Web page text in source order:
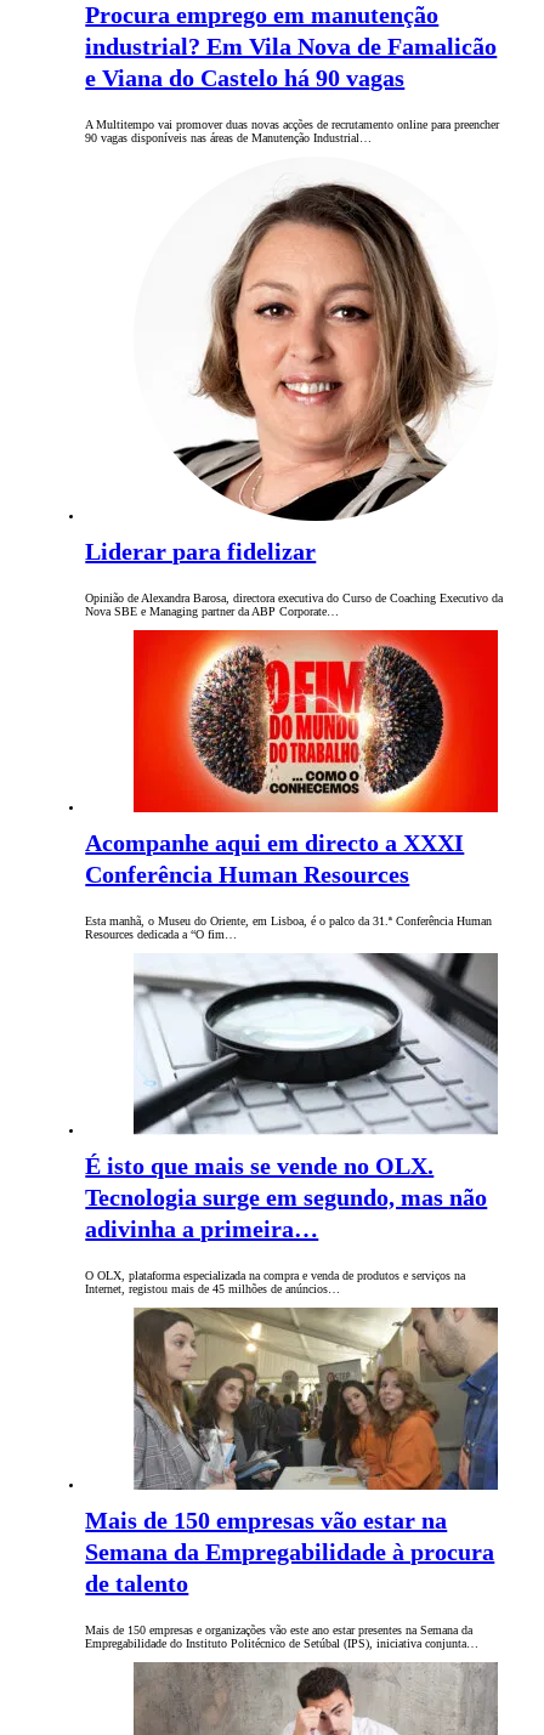
Procura emprego em manutenção
industrial? Em Vila Nova de Famalicão
e Viana do Castelo há 90 vagas
A Multitempo vai promover duas novas acções de recrutamento online para preencher
90 vagas disponíveis nas áreas de Manutenção Industrial…
Liderar para fidelizar
Opinião de Alexandra Barosa, directora executiva do Curso de Coaching Executivo da
Nova SBE e Managing partner da ABP Corporate…
Acompanhe aqui em directo a XXXI
Conferência Human Resources
Esta manhã, o Museu do Oriente, em Lisboa, é o palco da 31.ª Conferência Human
Resources dedicada a “O fim…
É isto que mais se vende no OLX.
Tecnologia surge em segundo, mas não
adivinha a primeira…
O OLX, plataforma especializada na compra e venda de produtos e serviços na
Internet, registou mais de 45 milhões de anúncios…
Mais de 150 empresas vão estar na
Semana da Empregabilidade à procura
de talento
Mais de 150 empresas e organizações vão este ano estar presentes na Semana da
Empregabilidade do Instituto Politécnico de Setúbal (IPS), iniciativa conjunta…